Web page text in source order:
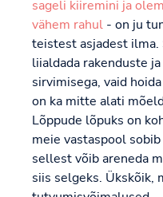
sageli kiiremini ja
vähem rahul - on ju
teistest asjadest ilma.
liialdada rakenduste
sirvimisega, vaid
on ka mitte alati
Lõppude lõpuks on
meie vastaspool
sellest võib areneda
siis selgeks. Ükskõik,